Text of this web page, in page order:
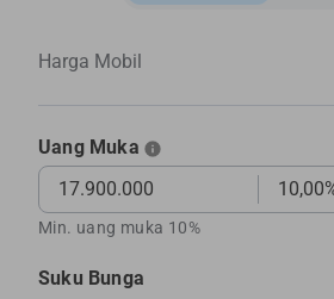
Harga Mobil
Uang Muka
Min. uang muka 10%
Suku Bunga